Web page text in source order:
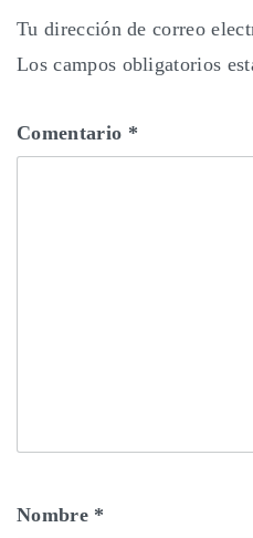
Tu dirección de correo
Los campos obligatorios
Comentario *
Nombre *